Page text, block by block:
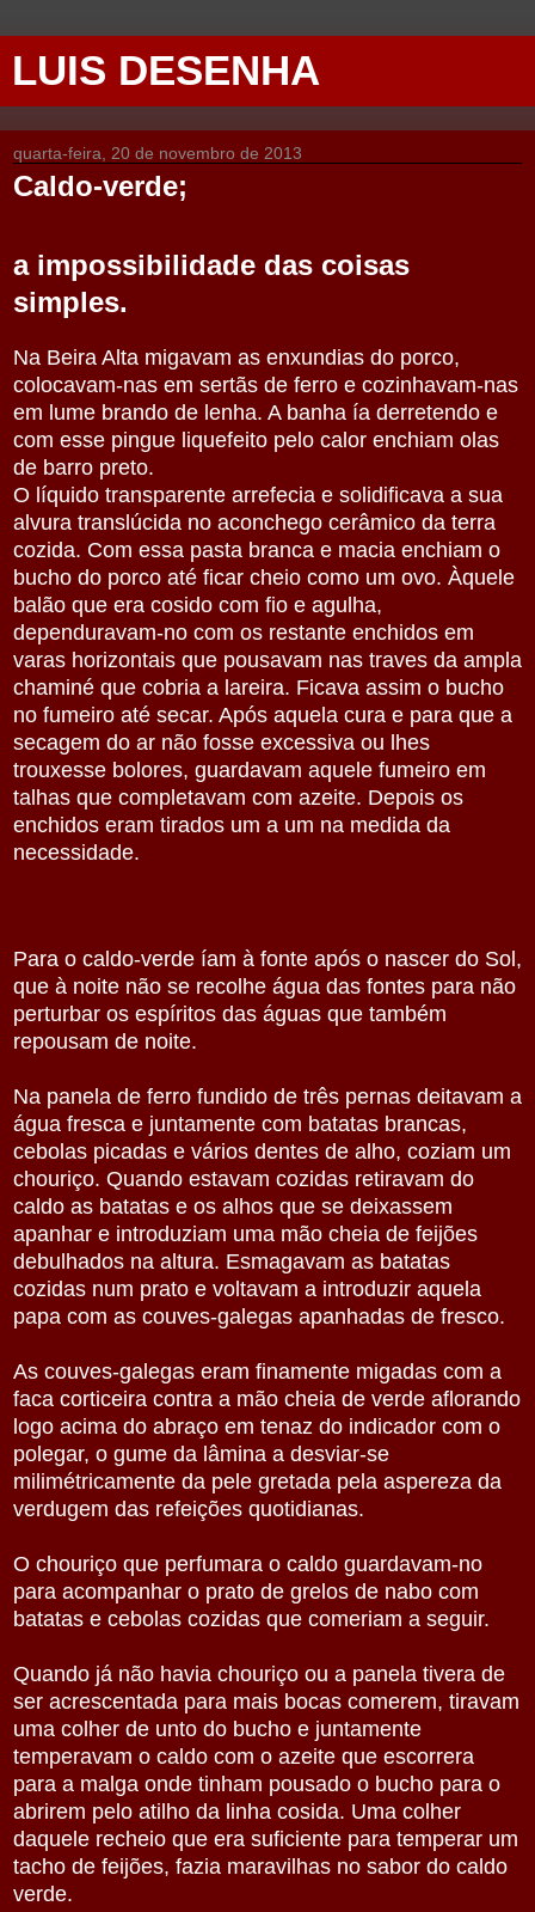
LUIS DESENHA
quarta-feira, 20 de novembro de 2013
Caldo-verde;
a impossibilidade das coisas
simples.
Na Beira Alta migavam as enxundias do porco,
colocavam-nas em sertãs de ferro e cozinhavam-nas
em lume brando de lenha. A banha ía derretendo e
com esse pingue liquefeito pelo calor enchiam olas
de barro preto.
O líquido transparente arrefecia e solidificava a sua
alvura translúcida no aconchego cerâmico da terra
cozida. Com essa pasta branca e macia enchiam o
bucho do porco até ficar cheio como um ovo. Àquele
balão que era cosido com fio e agulha,
dependuravam-no com os restante enchidos em
varas horizontais que pousavam nas traves da ampla
chaminé que cobria a lareira. Ficava assim o bucho
no fumeiro até secar. Após aquela cura e para que a
secagem do ar não fosse excessiva ou lhes
trouxesse bolores, guardavam aquele fumeiro em
talhas que completavam com azeite. Depois os
enchidos eram tirados um a um na medida da
necessidade.
Para o caldo-verde íam à fonte após o nascer do Sol,
que à noite não se recolhe água das fontes para não
perturbar os espíritos das águas que também
repousam de noite.
Na panela de ferro fundido de três pernas deitavam a
água fresca e juntamente com batatas brancas,
cebolas picadas e vários dentes de alho, coziam um
chouriço. Quando estavam cozidas retiravam do
caldo as batatas e os alhos que se deixassem
apanhar e introduziam uma mão cheia de feijões
debulhados na altura. Esmagavam as batatas
cozidas num prato e voltavam a introduzir aquela
papa com as couves-galegas apanhadas de fresco.
As couves-galegas eram finamente migadas com a
faca corticeira contra a mão cheia de verde aflorando
logo acima do abraço em tenaz do indicador com o
polegar, o gume da lâmina a desviar-se
milimétricamente da pele gretada pela aspereza da
verdugem das refeições quotidianas.
O chouriço que perfumara o caldo guardavam-no
para acompanhar o prato de grelos de nabo com
batatas e cebolas cozidas que comeriam a seguir.
Quando já não havia chouriço ou a panela tivera de
ser acrescentada para mais bocas comerem, tiravam
uma colher de unto do bucho e juntamente
temperavam o caldo com o azeite que escorrera
para a malga onde tinham pousado o bucho para o
abrirem pelo atilho da linha cosida. Uma colher
daquele recheio que era suficiente para temperar um
tacho de feijões, fazia maravilhas no sabor do caldo
verde.